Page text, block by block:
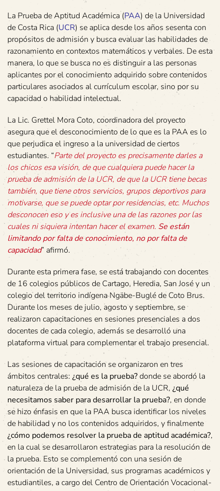
La Prueba de Aptitud Académica (PAA) de la Universidad
de Costa Rica (UCR) se aplica desde los años sesenta con
propósitos de admisión y busca evaluar las habilidades de
razonamiento en contextos matemáticos y verbales. De esta
manera, lo que se busca no es distinguir a las personas
aplicantes por el conocimiento adquirido sobre contenidos
particulares asociados al currículum escolar, sino por su
capacidad o habilidad intelectual.
La Lic. Grettel Mora Coto, coordinadora del proyecto
asegura que el desconocimiento de lo que es la PAA es lo
que perjudica el ingreso a la universidad de ciertos
estudiantes. “Parte del proyecto es precisamente darles a
los chicos esa visión, de que cualquiera puede hacer la
prueba de admisión de la UCR, de que la UCR tiene becas
también, que tiene otros servicios, grupos deportivos para
motivarse, que se puede optar por residencias, etc. Muchos
desconocen eso y es inclusive una de las razones por las
cuales ni siquiera intentan hacer el examen. Se están
limitando por falta de conocimiento, no por falta de
capacidad” afirmó.
Durante esta primera fase, se está trabajando con docentes
de 16 colegios públicos de Cartago, Heredia, San José y un
colegio del territorio indígena Ngäbe-Buglé de Coto Brus.
Durante los meses de julio, agosto y septiembre, se
realizaron capacitaciones en sesiones presenciales a dos
docentes de cada colegio, además se desarrolló una
plataforma virtual para complementar el trabajo presencial.
Las sesiones de capacitación se organizaron en tres
ámbitos centrales: ¿qué es la prueba?donde se abordó la
naturaleza de la prueba de admisión de la UCR, ¿qué
necesitamos saber para desarrollar la prueba?, en donde
se hizo énfasis en que la PAA busca identificar los niveles
de habilidad y no los contenidos adquiridos, y finalmente
¿cómo podemos resolver la prueba de aptitud académica?,
en la cual se desarrollaron estrategias para la resolución de
la prueba. Esto se complementó con una sesión de
orientación de la Universidad, sus programas académicos y
estudiantiles, a cargo del Centro de Orientación Vocacional-